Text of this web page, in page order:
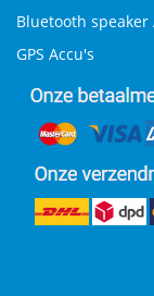
Bluetooth speaker
GPS Accu's